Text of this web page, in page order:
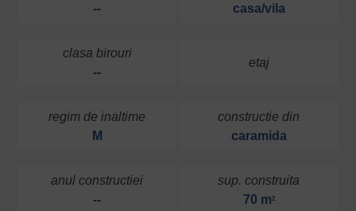
--
casa/vila
clasa birouri
--
etaj
regim de inaltime
M
constructie din
caramida
anul constructiei
--
sup. construita
70 m2